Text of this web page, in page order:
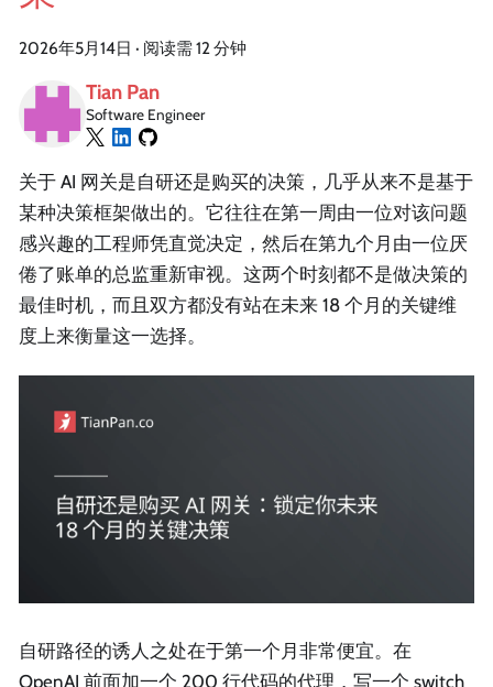
2026年5月14日 · 阅读需 12 分钟
Tian Pan
Software Engineer
关于 AI 网关是自研还是购买的决策，几乎从来不是基于
某种决策框架做出的。它往往在第一周由一位对该问题
感兴趣的工程师凭直觉决定，然后在第九个月由一位厌
倦了账单的总监重新审视。这两个时刻都不是做决策的
最佳时机，而且双方都没有站在未来 18 个月的关键维
度上来衡量这一选择。
自研路径的诱人之处在于第一个月非常便宜。在
OpenAI 前面加一个 200 行代码的代理，写一个 switch